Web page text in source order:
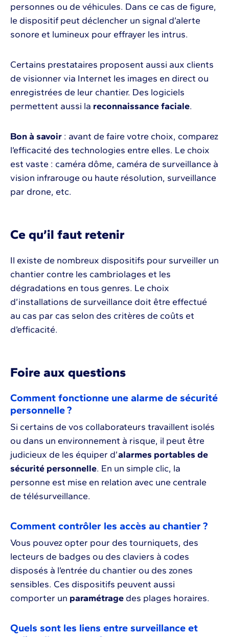
personnes ou de véhicules. Dans ce cas de figure,
le dispositif peut déclencher un signal d’alerte
sonore et lumineux pour effrayer les intrus.
Certains prestataires proposent aussi aux clients
de visionner via Internet les images en direct ou
enregistrées de leur chantier. Des logiciels
permettent aussi la reconnaissance faciale.
Bon à savoir : avant de faire votre choix, comparez
l’efficacité des technologies entre elles. Le choix
est vaste : caméra dôme, caméra de surveillance à
vision infrarouge ou haute résolution, surveillance
par drone, etc.
Ce qu’il faut retenir
Il existe de nombreux dispositifs pour surveiller un
chantier contre les cambriolages et les
dégradations en tous genres. Le choix
d’installations de surveillance doit être effectué
au cas par cas selon des critères de coûts et
d’efficacité.
Foire aux questions
Comment fonctionne une alarme de sécurité
personnelle ?
Si certains de vos collaborateurs travaillent isolés
ou dans un environnement à risque, il peut être
judicieux de les équiper d’alarmes portables de
sécurité personnelle. En un simple clic, la
personne est mise en relation avec une centrale
de télésurveillance.
Comment contrôler les accès au chantier ?
Vous pouvez opter pour des tourniquets, des
lecteurs de badges ou des claviers à codes
disposés à l’entrée du chantier ou des zones
sensibles. Ces dispositifs peuvent aussi
comporter un paramétrage des plages horaires.
Quels sont les liens entre surveillance et